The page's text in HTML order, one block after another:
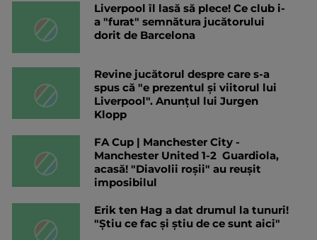
Liverpool îl lasă să plece! Ce club i-
a "furat" semnătura jucătorului
dorit de Barcelona
Revine jucătorul despre care s-a
spus că "e prezentul și viitorul lui
Liverpool". Anunțul lui Jurgen
Klopp
FA Cup | Manchester City -
Manchester United 1-2 Guardiola,
acasă! "Diavolii roșii" au reușit
imposibilul
Erik ten Hag a dat drumul la tunuri!
"Știu ce fac și știu de ce sunt aici"